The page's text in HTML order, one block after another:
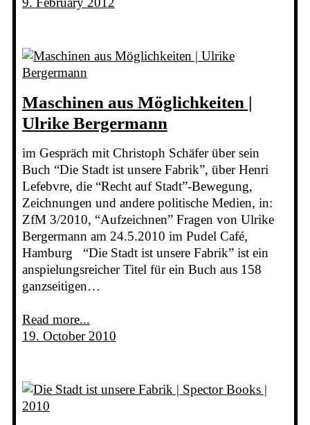
Maschinen aus Möglichkeiten |
Ulrike Bergermann
im Gespräch mit Christoph Schäfer über sein
Buch “Die Stadt ist unsere Fabrik”, über Henri
Lefebvre, die “Recht auf Stadt”-Bewegung,
Zeichnungen und andere politische Medien, in:
ZfM 3/2010, “Aufzeichnen” Fragen von Ulrike
Bergermann am 24.5.2010 im Pudel Café,
Hamburg “Die Stadt ist unsere Fabrik” ist ein
anspielungsreicher Titel für ein Buch aus 158
ganzseitigen…
Read more...
19. October 2010